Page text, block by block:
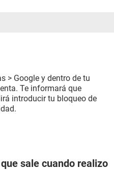
> Google y dentro de tu
Te informará que
introducir tu bloqueo de
sale cuando realizo